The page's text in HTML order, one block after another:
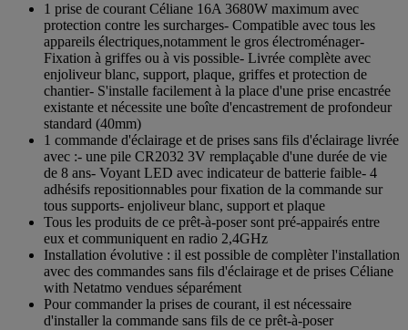
1 prise de courant Céliane 16A 3680W maximum avec
protection contre les surcharges- Compatible avec tous les
appareils électriques,notamment le gros électroménager-
Fixation à griffes ou à vis possible- Livrée complète avec
enjoliveur blanc, support, plaque, griffes et protection de
chantier- S'installe facilement à la place d'une prise encastrée
existante et nécessite une boîte d'encastrement de profondeur
standard (40mm)
1 commande d'éclairage et de prises sans fils d'éclairage livrée
avec :- une pile CR2032 3V remplaçable d'une durée de vie
de 8 ans- Voyant LED avec indicateur de batterie faible- 4
adhésifs repositionnables pour fixation de la commande sur
tous supports- enjoliveur blanc, support et plaque
Tous les produits de ce prêt-à-poser sont pré-appairés entre
eux et communiquent en radio 2,4GHz
Installation évolutive : il est possible de complèter l'installation
avec des commandes sans fils d'éclairage et de prises Céliane
with Netatmo vendues séparément
Pour commander la prises de courant, il est nécessaire
d'installer la commande sans fils de ce prêt-à-poser